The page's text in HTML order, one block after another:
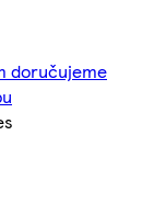
doručujeme